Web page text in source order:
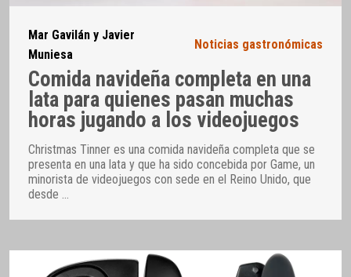
Mar Gavilán y Javier
Muniesa
Noticias gastronómicas
Comida navideña completa en una
lata para quienes pasan muchas
horas jugando a los videojuegos
Christmas Tinner es una comida navideña completa que se
presenta en una lata y que ha sido concebida por Game, un
minorista de videojuegos con sede en el Reino Unido, que
desde